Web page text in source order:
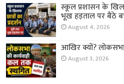
स्कूल प्रशासन के
भूख हड़ताल पर बैठे
August 4, 2026
आखिर क्यों?
August 3, 2026